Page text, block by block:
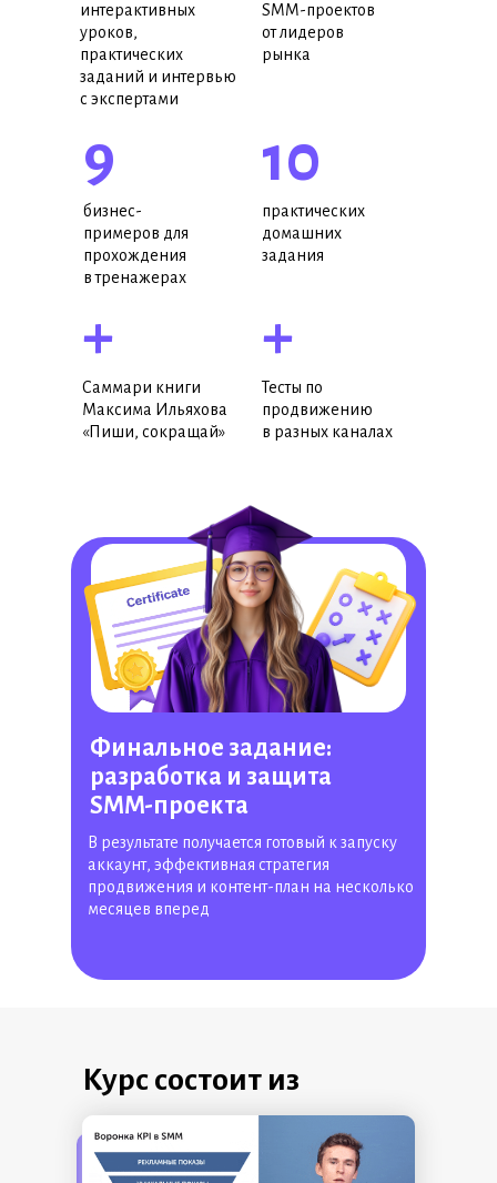
интерактивных
уроков,
практических
заданий и интервью
с экспертами
SMM-проектов
от лидеров
рынка
9
бизнес-
примеров для
прохождения
в тренажерах
10
практических
домашних
задания
Саммари книги
Максима Ильяхова
«Пиши, сокращай»
+
Тесты по
продвижению
в разных каналах
+
Финальное задание:
разработка и защита
SMM-проекта
В результате получается готовый к запуску
аккаунт, эффективная стратегия
продвижения и контент-план на несколько
месяцев вперед
Курс состоит из